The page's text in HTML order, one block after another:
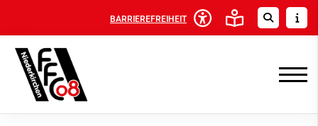
BARRIEREFREIHEIT